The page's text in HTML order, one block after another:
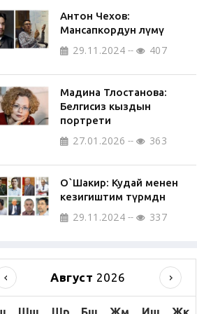
Антон Чехов:
Мансапкордун өлүмү
29.11.2024 407
Мадина Тлостанова:
Белгисиз кыздын
портрети
27.01.2026 363
О`Шакир: Кудай менен
кезигиштим түрмөдөн
29.11.2024 337
Август 2026